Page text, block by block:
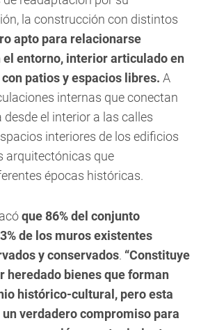
la construcción con distintos
apto para relacionarse
entorno, interior articulado en
patios y espacios libres. A
internas que conectan
el interior a las calles
interiores de los edificios
arquitectónicas que
épocas históricas.
que 86% del conjunto
de los muros existentes
y conservados. “Constituye
heredado bienes que forman
histórico-cultural, pero esta
verdadero compromiso para